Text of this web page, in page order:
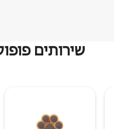
שירותים